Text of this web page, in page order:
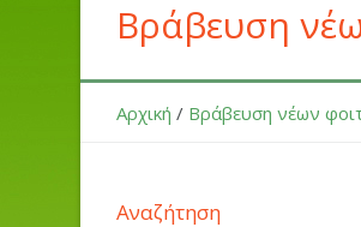
Βράβευση
Αρχική / Βράβευση νέων
Αναζήτηση